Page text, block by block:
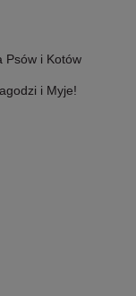
Psów i Kotów
i Myje!